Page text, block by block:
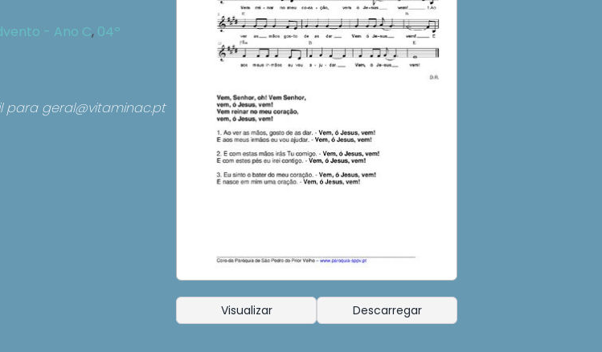
- Ano C, 04º
para geral@vitaminac.pt
Visualizar Descarregar